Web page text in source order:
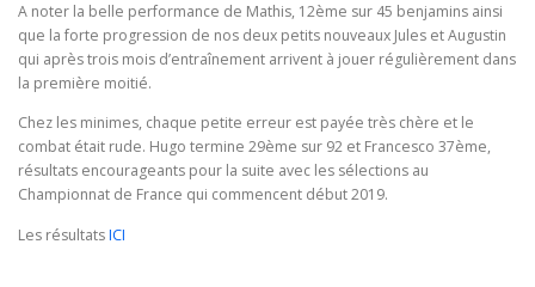
A noter la belle performance de Mathis, 12ème sur 45 benjamins ainsi
que la forte progression de nos deux petits nouveaux Jules et Augustin
qui après trois mois d’entraînement arrivent à jouer régulièrement dans
la première moitié.
Chez les minimes, chaque petite erreur est payée très chère et le
combat était rude. Hugo termine 29ème sur 92 et Francesco 37ème,
résultats encourageants pour la suite avec les sélections au
Championnat de France qui commencent début 2019.
Les résultatsICI